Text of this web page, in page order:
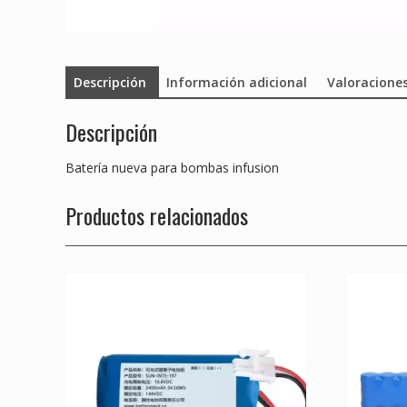
Descripción Información adicional
Descripción
Batería nueva para bombas infusion
Productos relacionados